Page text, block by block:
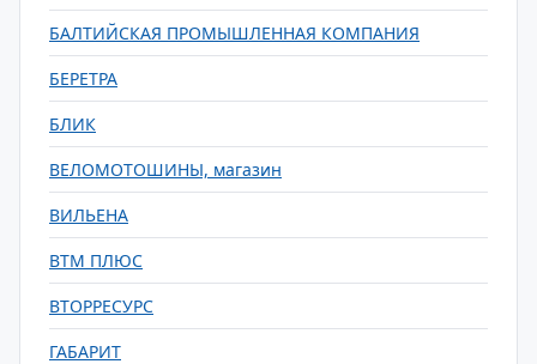
БАЛТИЙСКАЯ ПРОМЫШЛЕННАЯ КОМПАНИЯ
БЕРЕТРА
БЛИК
ВЕЛОМОТОШИНЫ, магазин
ВИЛЬЕНА
ВТМ ПЛЮС
ВТОРРЕСУРС
ГАБАРИТ